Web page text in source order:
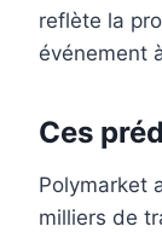
reflète la
événement
Ces
Polymarket
milliers de